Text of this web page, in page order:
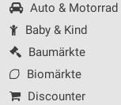
Auto & Motorrad
Baby & Kind
Baumärkte
Biomärkte
Discounter